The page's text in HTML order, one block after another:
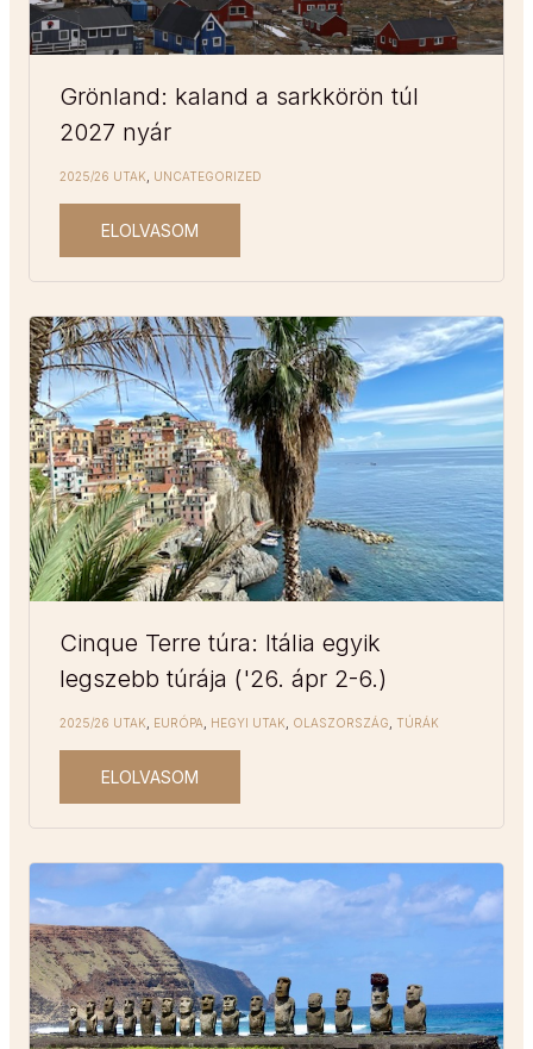
Grönland: kaland a sarkkörön túl
2027 nyár
2025/26 UTAK UNCATEGORIZED
ELOLVASOM
Cinque Terre túra: Itália egyik
legszebb túrája ('26. ápr 2-6.)
2025/26 UTAK EURÓPA HEGYI UTAK OLASZORSZÁG TÚRÁK
ELOLVASOM